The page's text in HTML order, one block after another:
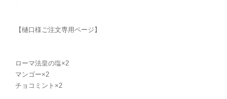
【樋口様ご注文専用ページ】
ローマ法皇の塩×2
マンゴー×2
チョコミント×2